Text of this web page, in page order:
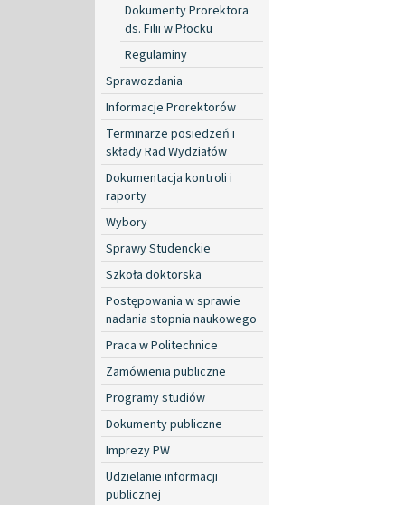
Dokumenty Prorektora
ds. Filii w Płocku
Regulaminy
Sprawozdania
Informacje Prorektorów
Terminarze posiedzeń i
składy Rad Wydziałów
Dokumentacja kontroli i
raporty
Wybory
Sprawy Studenckie
Szkoła doktorska
Postępowania w sprawie
nadania stopnia naukowego
Praca w Politechnice
Zamówienia publiczne
Programy studiów
Dokumenty publiczne
Imprezy PW
Udzielanie informacji
publicznej